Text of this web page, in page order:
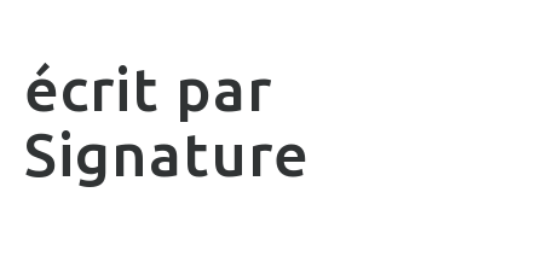
écrit par
Signature